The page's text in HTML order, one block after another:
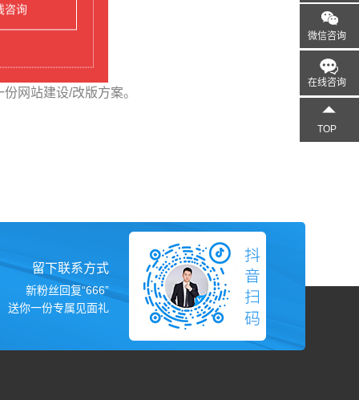
网站建设/改版方案。
留下联系方式
新粉丝回复“666”
送你一份专属见面礼
咨询
微信咨询
在线咨询
TOP